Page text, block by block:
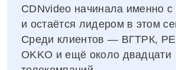
CDNvideo начинала именно с
и остаётся лидером в этом
Среди клиентов — ВГТРК,
OKKO и ещё около двадцати